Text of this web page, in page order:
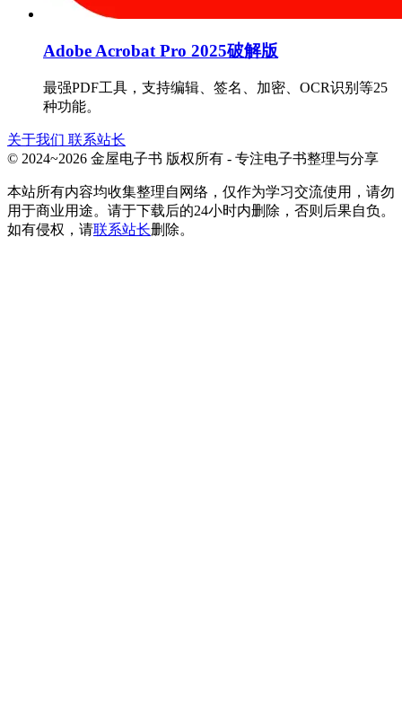
Adobe Acrobat Pro 2025破解版
最强PDF工具，支持编辑、签名、加密、OCR识别等25
种功能。
关于我们 联系站长
© 2024~2026 金屋电子书 版权所有 - 专注电子书整理与分享
本站所有内容均收集整理自网络，仅作为学习交流使用，请勿
用于商业用途。请于下载后的24小时内删除，否则后果自负。
如有侵权，请联系站长删除。